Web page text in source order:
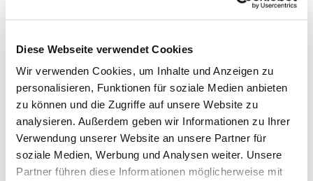
Diese Webseite verwendet Cookies
Wir verwenden Cookies, um Inhalte und Anzeigen zu
personalisieren, Funktionen für soziale Medien anbieten
zu können und die Zugriffe auf unsere Website zu
analysieren. Außerdem geben wir Informationen zu Ihrer
Verwendung unserer Website an unsere Partner für
soziale Medien, Werbung und Analysen weiter. Unsere
Partner führen diese Informationen möglicherweise mit
Ludwig Nelles am 17. Mai: Um 10.00 Uhr in St.
Sprockhövel und um 18.00 Uhr im Johannes-
Gemeindezentrum. Eine schöne Gelegenheit, ihn
zu begrüßen ist insbesondere der 11.30-Uhr-
Gottesdienst in der Zwiebelturmkirche. Da ist im
Anschluss bei einem Glas Sekt auch Gelegenheit
zum persönlichen Gespräch.